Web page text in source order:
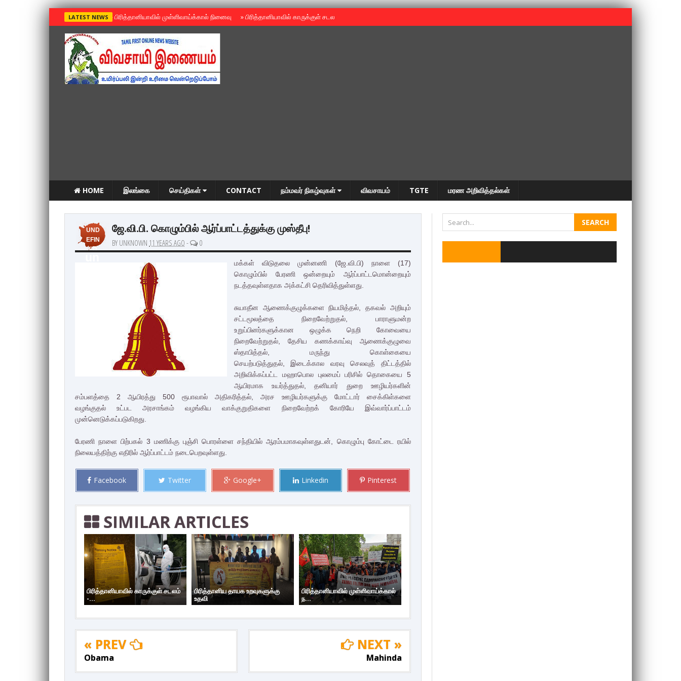
LATEST NEWS »பிரித்தானியாவில் முள்ளிவாய்க்கால் நினைவு »பிரித்தானியாவில் காருக்குள் சடலம் -தமிழருடையதா ?
HOME இலங்கை செய்திகள் CONTACT நம்மவர் நிகழ்வுகள் விவசாயம் TGTE மரண அறிவித்தல்கள்
UND
EFIN
ED
ஜே.வி.பி. கொழும்பில் ஆர்ப்பாட்டத்துக்கு முஸ்தீபு!
BY UNKNOWN 11 YEARS AGO - 0
மக்கள் விடுதலை முன்னணி (ஜே.வி.பி) நாளை (17)
கொழும்பில் பேரணி ஒன்றையும் ஆர்ப்பாட்டமொன்றையும்
நடத்தவுள்ளதாக அக்கட்சி தெரிவித்துள்ளது.
சுயாதீன ஆணைக்குழுக்களை நியமித்தல்,தகவல் அறியும்
சட்டமூலத்தை நிறைவேற்றுதல், பாராளுமன்ற
உறுப்பினர்களுக்கான ஒழுக்க நெறி கோவையை
நிறைவேற்றுதல், தேசிய கணக்காய்வு ஆணைக்குழுவை
ஸ்தாபித்தல், மருந்து கொள்கையை
செயற்படுத்துதல்,இடைக்கால வரவு செலவுத் திட்டத்தில்
அறிவிக்கப்பட்ட மஹாபொல புலமைப் பரிசில் தொகையை 5
ஆயிரமாக உயர்த்துதல்,தனியார் துறை ஊழியர்களின்
சம்பளத்தை 2 ஆயிரத்து 500 ரூபாவால் அதிகரித்தல், அரச ஊழியர்களுக்கு மோட்டார் சைக்கிள்களை
வழங்குதல்உட்பட அரசாங்கம் வழங்கிய வாக்குறுதிகளை நிறைவேற்றக் கோரியே இவ்வார்ப்பாட்டம்
முன்னெடுக்கப்படுகிறது.
பேரணி நாளை பிற்பகல் 3 மணிக்கு புஞ்சி பொரள்ளை சந்தியில் ஆரம்பமாகவுள்ளதுடன், கொழும்பு கோட்டை ரயில்
நிலையத்திற்கு எதிரில் ஆர்ப்பாட்டம் நடைபெறவுள்ளது.
Facebook Twitter Google+ Linkedin Pinterest
SIMILAR ARTICLES
பிரித்தானியாவில் காருக்குள் சடலம்
-...
பிரித்தானிய தாயக உறவுகளுக்கு
உதவி
பிரித்தானியாவில் முள்ளிவாய்க்கால்
ந...
« PREV
Obama
NEXT »
Mahinda